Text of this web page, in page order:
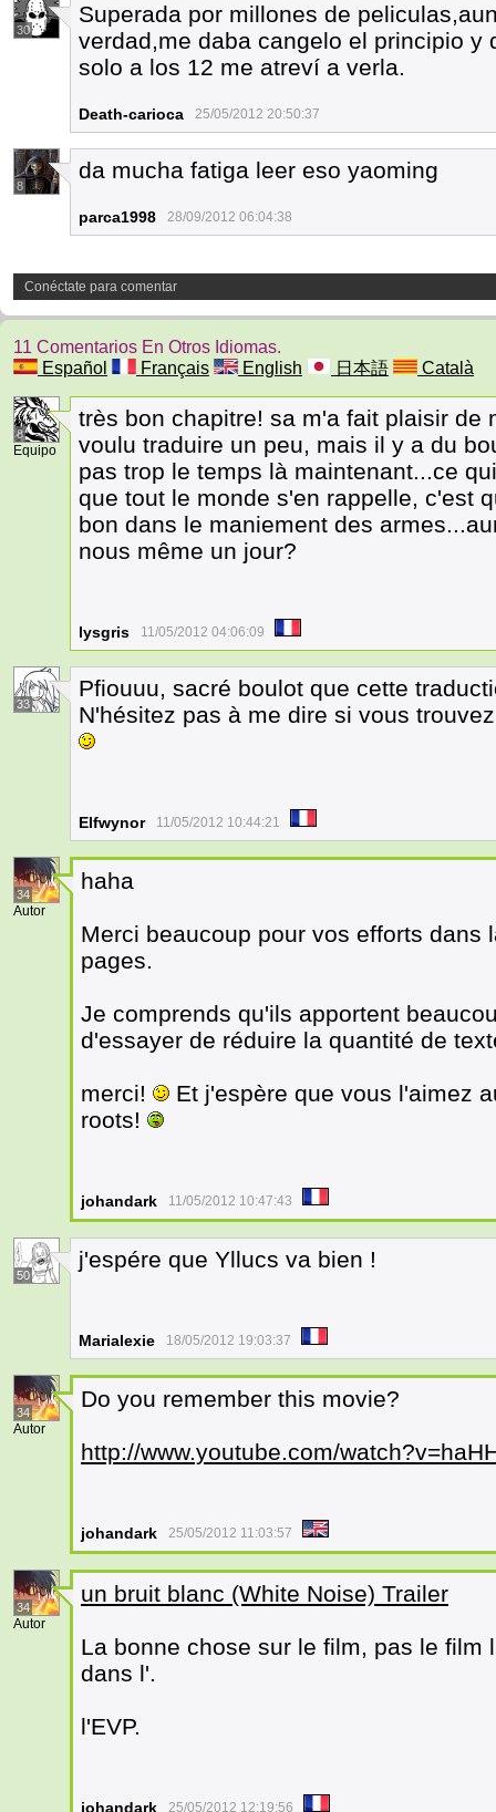
30
Superada por millones de
verdad,me daba cangelo el principio y
solo a los 12 me atreví a verla.
Death-carioca 25/05/2012 20:50:37
8
da mucha fatiga leer eso yaoming
parca1998 28/09/2012 06:04:38
Conéctate para comentar
11 Comentarios En Otros Idiomas.
Español
Français English 日本語 Català
8
Equipo
très bon chapitre! sa m'a fait plaisir de
voulu traduire un peu, mais il y a du
pas trop le temps là maintenant...ce
que tout le monde s'en rappelle, c'est
bon dans le maniement des
nous même un jour?
lysgris 11/05/2012 04:06:09
33
Pfiouuu, sacré boulot que cette
N'hésitez pas à me dire si vous
Elfwynor 11/05/2012 10:44:21
34
Autor
haha
Merci beaucoup pour vos efforts dans
pages.
Je comprends qu'ils apportent
d'essayer de réduire la quantité de
merci!
Et j'espère que vous l'aimez
roots!
johandark 11/05/2012 10:47:43
50
j'espére que Yllucs va bien !
Marialexie 18/05/2012 19:03:37
34
Autor
Do you remember this movie?
http://www.youtube.com/
johandark 25/05/2012 11:03:57
34
Autor
un bruit blanc (White Noise) Trailer
La bonne chose sur le film, pas le film
dans l'.
l'EVP.
johandark 25/05/2012 12:19:56